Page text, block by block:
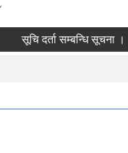
सूचि दर्ता सम्बन्धि सूचना ।